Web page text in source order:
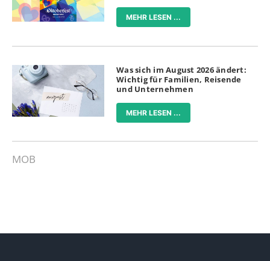
MEHR LESEN ...
Was sich im August 2026 ändert:
Wichtig für Familien, Reisende
und Unternehmen
MEHR LESEN ...
MOB